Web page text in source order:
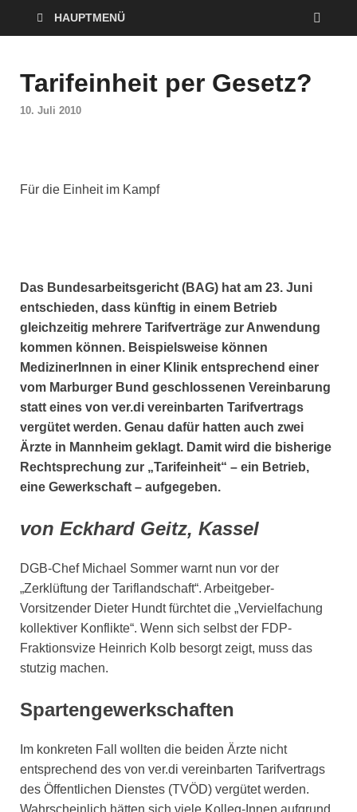
HAUPTMENÜ
Tarifeinheit per Gesetz?
10. Juli 2010
Für die Einheit im Kampf
Das Bundesarbeitsgericht (BAG) hat am 23. Juni
entschieden, dass künftig in einem Betrieb
gleichzeitig mehrere Tarifverträge zur Anwendung
kommen können. Beispielsweise können
MedizinerInnen in einer Klinik entsprechend einer
vom Marburger Bund geschlossenen Vereinbarung
statt eines von ver.di vereinbarten Tarifvertrags
vergütet werden. Genau dafür hatten auch zwei
Ärzte in Mannheim geklagt. Damit wird die bisherige
Rechtsprechung zur „Tarifeinheit“ – ein Betrieb,
eine Gewerkschaft – aufgegeben.
von Eckhard Geitz, Kassel
DGB-Chef Michael Sommer warnt nun vor der
„Zerklüftung der Tariflandschaft“. Arbeitgeber-
Vorsitzender Dieter Hundt fürchtet die „Vervielfachung
kollektiver Konflikte“. Wenn sich selbst der FDP-
Fraktionsvize Heinrich Kolb besorgt zeigt, muss das
stutzig machen.
Spartengewerkschaften
Im konkreten Fall wollten die beiden Ärzte nicht
entsprechend des von ver.di vereinbarten Tarifvertrags
des Öffentlichen Dienstes (TVÖD) vergütet werden.
Wahrscheinlich hätten sich viele Kolleg-Innen aufgrund